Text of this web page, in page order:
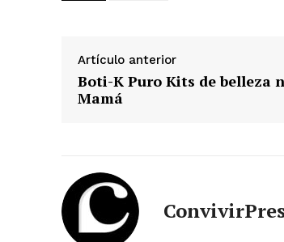
Artículo anterior
Boti-K Puro Kits de belleza
Mamá